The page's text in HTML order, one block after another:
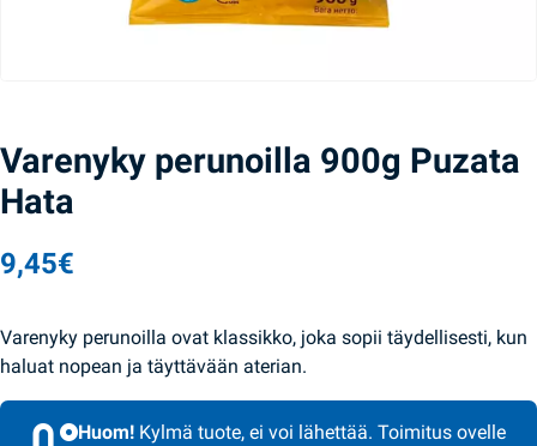
Varenyky perunoilla 900g Puzata
Hata
9,45€
Varenyky perunoilla ovat klassikko, joka sopii täydellisesti, kun
haluat nopean ja täyttävään aterian.
Huom! Kylmä tuote, ei voi lähettää. Toimitus ovelle